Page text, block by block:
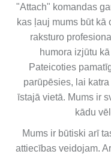
"Attach" komandas
kas ļauj mums būt kā
raksturo
humora izjūtu
Pateicoties
parūpēsies, lai
īstajā vietā. Mums ir
kādu
Mums ir būtiski arī
attiecības veidojam.